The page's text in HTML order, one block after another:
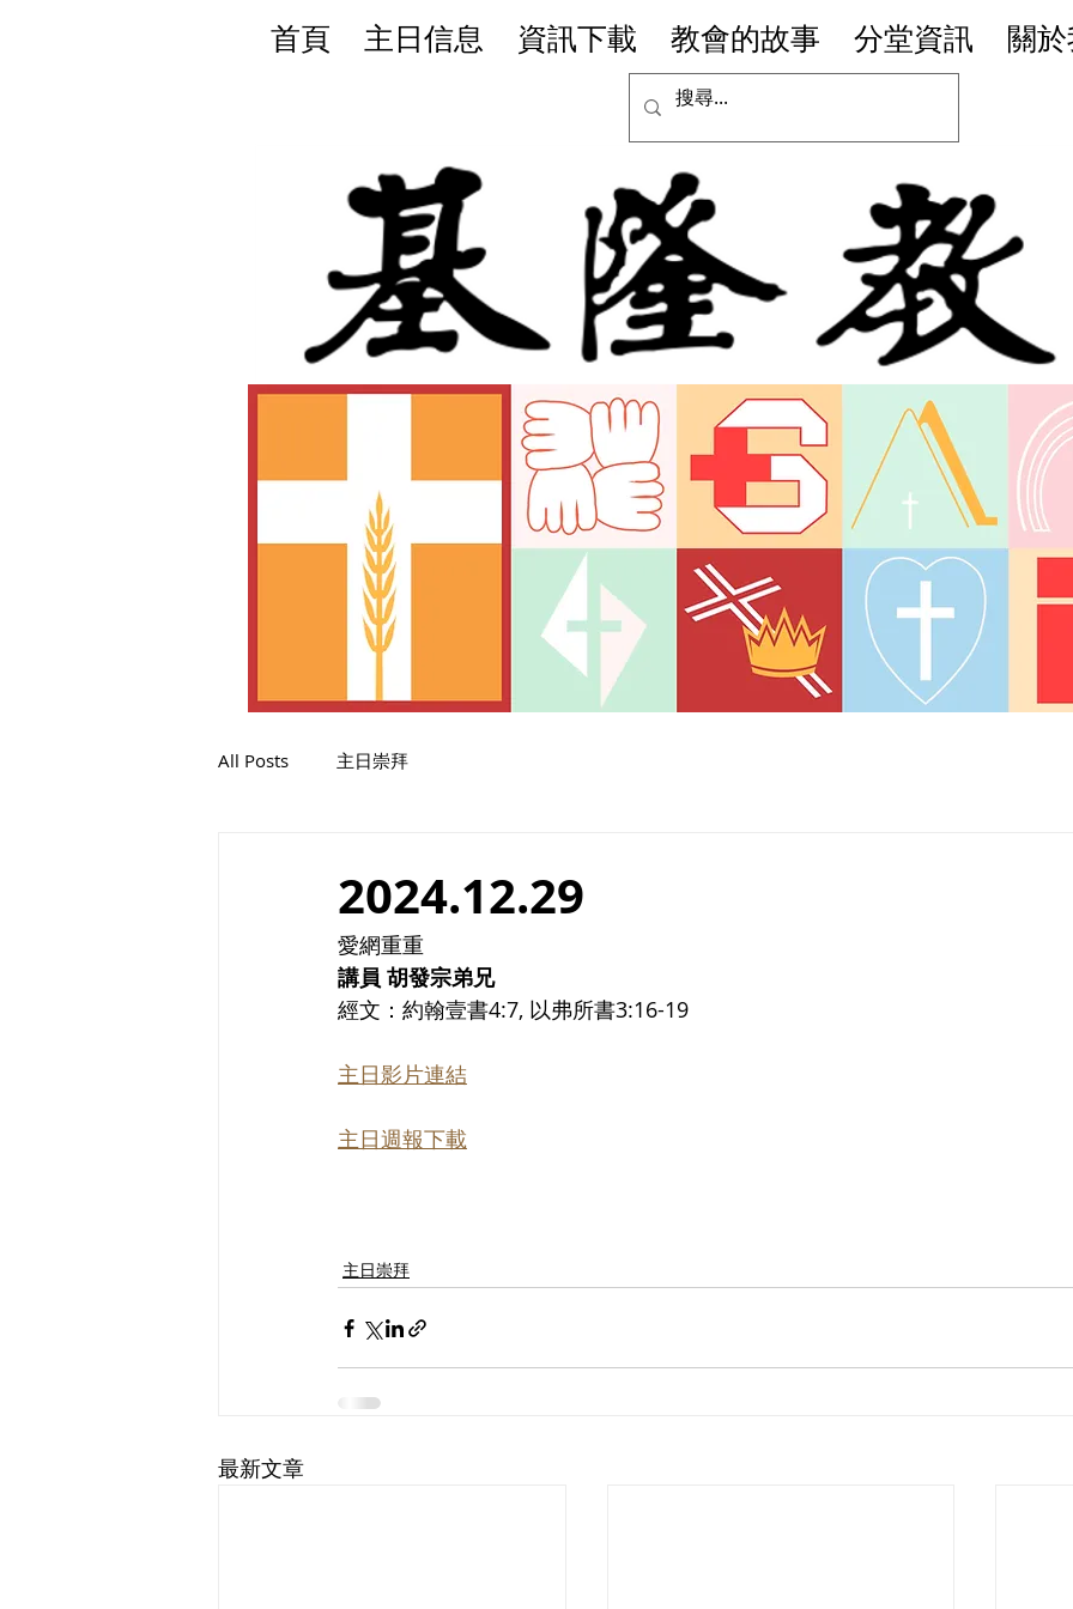
首頁 主日信息 資訊下載 教會的故事 分堂資訊 關
All Posts 主日崇拜
2024.12.29
愛網重重
講員 胡發宗弟兄
經文：約翰壹書4:7, 以弗所書3:16-19
主日影片連結
主日週報下載
主日崇拜
最新文章